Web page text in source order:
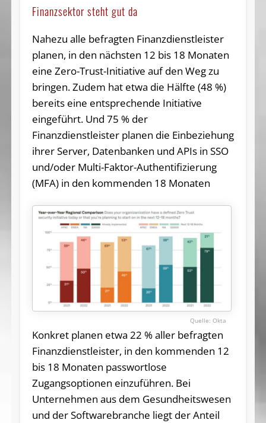
Finanzsektor steht gut da
Nahezu alle befragten Finanzdienstleister
planen, in den nächsten 12 bis 18 Monaten
eine Zero-Trust-Initiative auf den Weg zu
bringen. Zudem hat etwa die Hälfte (48 %)
bereits eine entsprechende Initiative
eingeführt. Und 75 % der
Finanzdienstleister planen die Einbeziehung
ihrer Server, Datenbanken und APIs in SSO
und/oder Multi-Faktor-Authentifizierung
(MFA) in den kommenden 18 Monaten
Okta
Konkret planen etwa 22 % aller befragten
Finanzdienstleister, in den kommenden 12
bis 18 Monaten passwortlose
Zugangsoptionen einzuführen. Bei
Unternehmen aus dem Gesundheitswesen
und der Softwarebranche liegt der Anteil